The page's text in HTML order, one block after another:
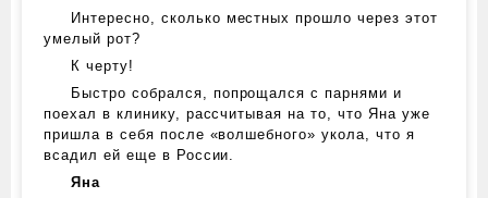
Интересно, сколько местных прошло через этот
умелый рот?
К черту!
Быстро собрался, попрощался с парнями и
поехал в клинику, рассчитывая на то, что Яна уже
пришла в себя после «волшебного» укола, что я
всадил ей еще в России.
Яна